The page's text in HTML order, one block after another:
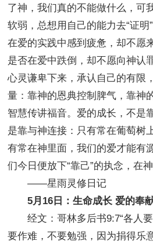
了神，我们真的不能做什么，可
软弱，总想用自己的能力去“证
在爱的实践中感到疲惫，却不愿
是否在爱中跌倒，却不愿向神认
心灵谦卑下来，承认自己的有限
量：靠神的恩典控制脾气，靠神
智慧传讲福音。爱的成长，不是
是靠与神连接：只有常在葡萄树
有常在神里面，我们的爱才能有
们今日便放下“靠己”的执念，在
——星雨灵修日记
5月16日：生命成长 爱的奉
经文：哥林多后书9:7“各人要
要作难，不要勉强，因为捐得乐